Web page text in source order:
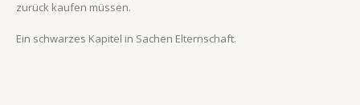
zurück kaufen müssen.
Ein schwarzes Kapitel in Sachen Elternschaft.